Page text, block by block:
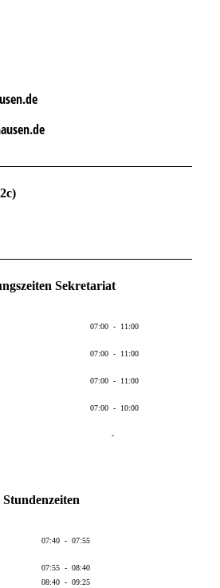
Sekretariat
07:00 - 11:00
07:00 - 11:00
07:00 - 11:00
07:00 - 10:00
-
Stundenzeiten
07:40 - 07:55
07:55 - 08:40
08:40 - 09:25